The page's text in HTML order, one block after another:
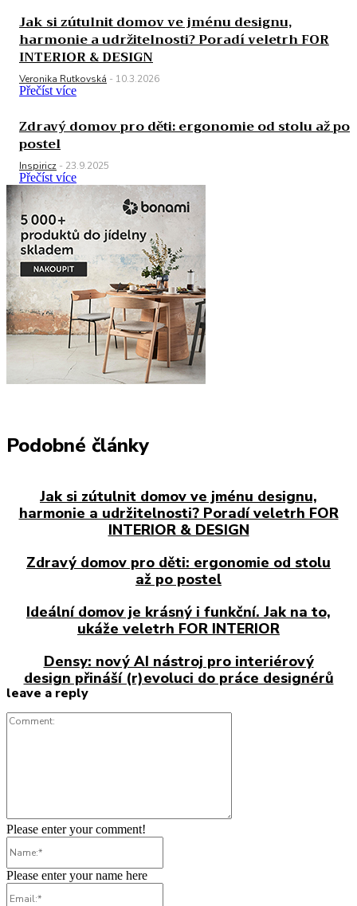
Jak si zútulnit domov ve jménu designu,
harmonie a udržitelnosti? Poradí veletrh FOR
INTERIOR & DESIGN
Veronika Rutkovská - 10.3.2026
Přečíst více
Zdravý domov pro děti: ergonomie od stolu až po
postel
Inspiricz - 23.9.2025
Přečíst více
Podobné články
Jak si zútulnit domov ve jménu designu,
harmonie a udržitelnosti? Poradí veletrh FOR
INTERIOR & DESIGN
Zdravý domov pro děti: ergonomie od stolu
až po postel
Ideální domov je krásný i funkční. Jak na to,
ukáže veletrh FOR INTERIOR
Densy: nový AI nástroj pro interiérový
design přináší (r)evoluci do práce designérů
leave a reply
Please enter your comment!
Please enter your name here